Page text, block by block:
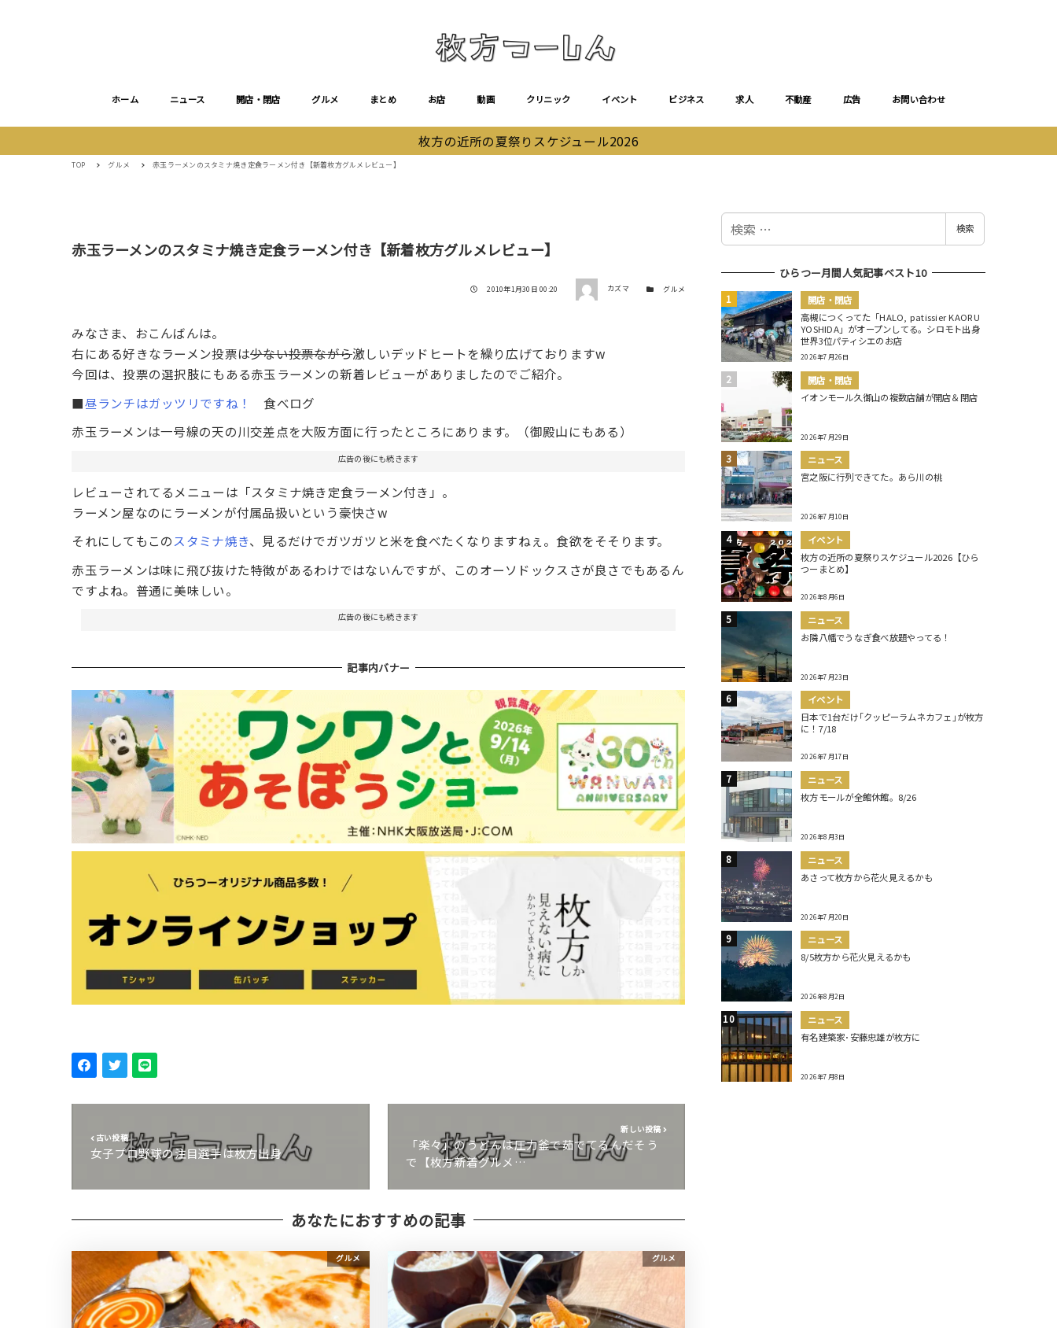
ホーム ニュース 開店・閉店 グルメ まとめ お店 動画 クリニック イベント ビジネス 求人 不動産 広告 お問い合わせ
枚方の近所の夏祭りスケジュール2026
TOP グルメ 赤玉ラーメンのスタミナ焼き定食ラーメン付き【新着枚方グルメレビュー】
赤玉ラーメンのスタミナ焼き定食ラーメン付き【新着枚方グルメレビュー】
投稿日
2010年1月30日 00:20 著者 カズマ カテゴリー
グルメ
みなさま、おこんばんは。
右にある好きなラーメン投票は少ない投票ながら激しいデッドヒートを繰り広げておりますw
今回は、投票の選択肢にもある赤玉ラーメンの新着レビューがありましたのでご紹介。
■昼ランチはガッツリですね！
食べログ
赤玉ラーメンは一号線の天の川交差点を大阪方面に行ったところにあります。（御殿山にもある）
広告の後にも続きます
レビューされてるメニューは「スタミナ焼き定食ラーメン付き」。
ラーメン屋なのにラーメンが付属品扱いという豪快さw
それにしてもこのスタミナ焼き、見るだけでガツガツと米を食べたくなりますねぇ。食欲をそそります。
赤玉ラーメンは味に飛び抜けた特徴があるわけではないんですが、このオーソドックスさが良さでもあるん
ですよね。普通に美味しい。
広告の後にも続きます
記事内バナー
古い投稿
女子プロ野球の注目選手は枚方出身
新しい投稿
「楽々」のうどんは圧力釜で茹でてるんだそう
で【枚方新着グルメ…
あなたにおすすめの記事
グルメ グルメ
検
検索
ひらつー月間人気記事ベスト10
開店・閉店
高槻につくってた「HALO, patissier KAORU
YOSHIDA」がオープンしてる。シロモト出身
世界3位パティシエのお店
2026年7月26日
開店・閉店
イオンモール久御山の複数店舗が開店＆閉店
2026年7月29日
ニュース
宮之阪に行列できてた。あら川の桃
2026年7月10日
イベント
枚方の近所の夏祭りスケジュール2026【ひら
つーまとめ】
2026年8月6日
ニュース
お隣八幡でうなぎ食べ放題やってる！
2026年7月23日
イベント
日本で1台だけ｢クッピーラムネカフェ｣が枚方
に！7/18
2026年7月17日
ニュース
枚方モールが全館休館。8/26
2026年8月3日
ニュース
あさって枚方から花火見えるかも
2026年7月20日
ニュース
8/5枚方から花火見えるかも
2026年8月2日
ニュース
有名建築家･安藤忠雄が枚方に
2026年7月8日